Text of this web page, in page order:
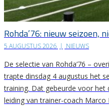
Rohda’76: nieuw seizoen,
5 AUGUSTUS 2026 | NIEUWS
De selectie van Rohda’76 –
trapte dinsdag 4 augustus het
training. Dat gebeurde voor
leiding van trainer-coach